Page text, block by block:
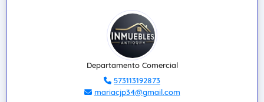
Departamento Comercial
573113192873
mariacjp34@gmail.com